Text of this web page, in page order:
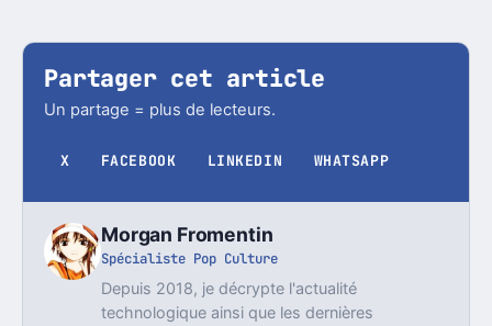
Partager cet article
Un partage = plus de lecteurs.
X FACEBOOK LINKEDIN WHATSAPP
Morgan Fromentin
Spécialiste Pop Culture
Depuis 2018, je décrypte l'actualité
technologique ainsi que les dernières